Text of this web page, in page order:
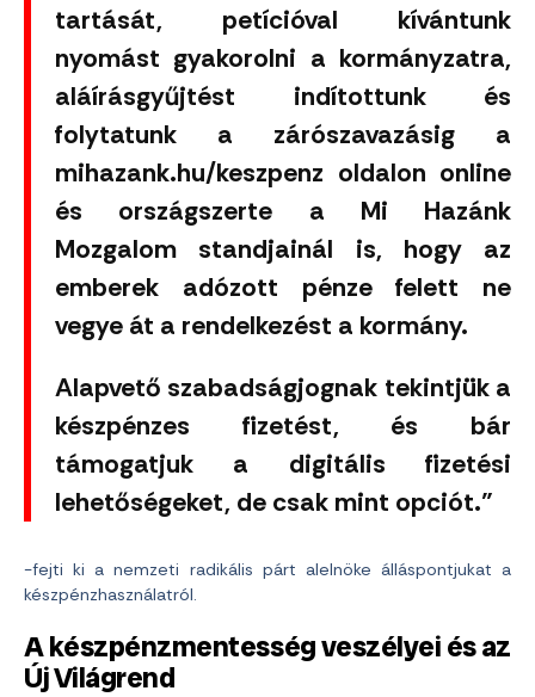
tartását, petícióval kívántunk
nyomást gyakorolni a kormányzatra,
aláírásgyűjtést indítottunk és
folytatunk a zárószavazásig a
mihazank.hu/keszpenz oldalon online
és országszerte a Mi Hazánk
Mozgalom standjainál is, hogy az
emberek adózott pénze felett ne
vegye át a rendelkezést a kormány.
Alapvető szabadságjognak tekintjük a
készpénzes fizetést, és bár
támogatjuk a digitális fizetési
lehetőségeket, de csak mint opciót.”
-fejti ki a nemzeti radikális párt alelnöke álláspontjukat a
készpénzhasználatról.
A készpénzmentesség veszélyei és az
Új Világrend